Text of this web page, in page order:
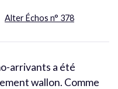
Alter Échos n° 378
arrivants a été
wallon. Comme